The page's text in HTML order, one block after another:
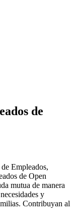
de
Empleados,
de Open
mutua de manera
y
Contribuyan al